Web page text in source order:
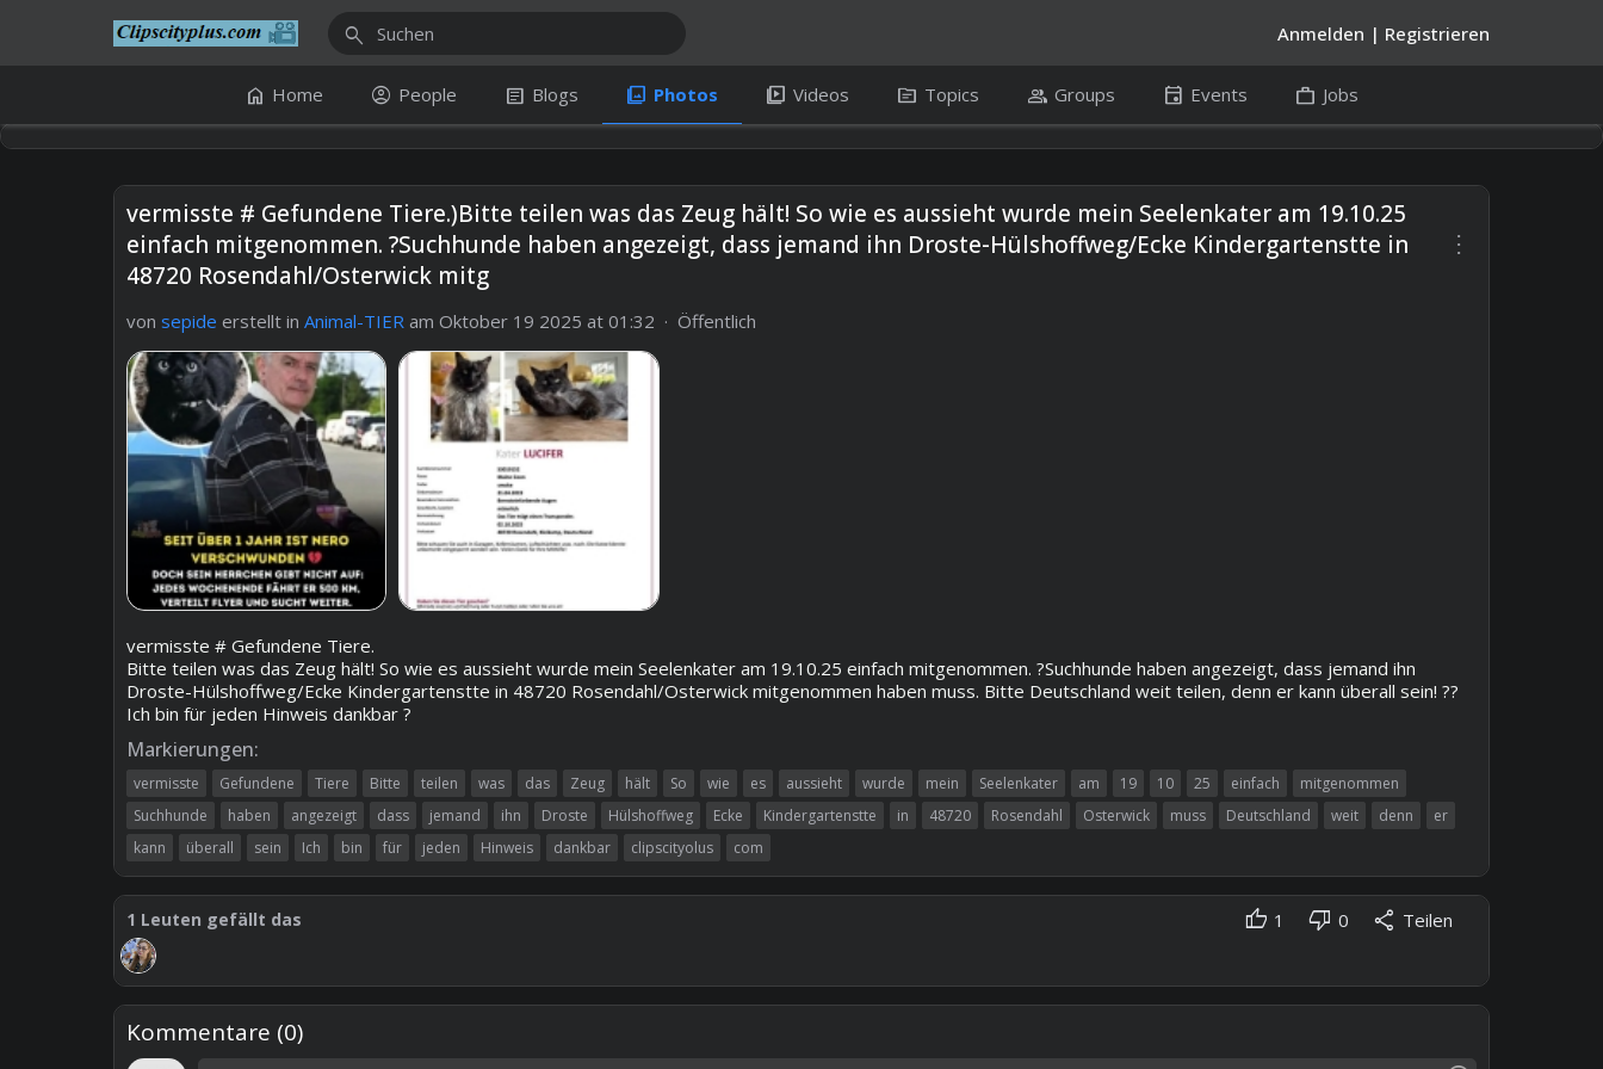
Anmelden | Registrieren
search
home Home account_circle People article Blogs photo_library Photos video_library Videos topic Topics group Groups event Events work Jobs
vermisste # Gefundene Tiere.)Bitte teilen was das Zeug hält! So wie es aussieht wurde mein Seelenkater am 19.10.25
einfach mitgenommen. ?Suchhunde haben angezeigt, dass jemand ihn Droste-Hülshoffweg/Ecke Kindergartenstte in
48720 Rosendahl/Osterwick mitg
more_vert
von sepide erstellt in Animal-TIER am Oktober 19 2025 at 01:32 · Öffentlich
vermisste # Gefundene Tiere.
Bitte teilen was das Zeug hält! So wie es aussieht wurde mein Seelenkater am 19.10.25 einfach mitgenommen. ?Suchhunde haben angezeigt, dass jemand ihn
Droste-Hülshoffweg/Ecke Kindergartenstte in 48720 Rosendahl/Osterwick mitgenommen haben muss. Bitte Deutschland weit teilen, denn er kann überall sein! ??
Ich bin für jeden Hinweis dankbar ?
Markierungen:
vermisste Gefundene Tiere Bitte teilen was das Zeug hält So wie es aussieht wurde mein Seelenkater am 19 10 25 einfach
mitgenommen
Suchhunde
haben angezeigt dass jemand ihn Droste Hülshoffweg Ecke Kindergartenstte in 48720 Rosendahl Osterwick muss Deutschland weit denn
er
kann
überall sein Ich bin für jeden Hinweis dankbar clipscityolus com
thumb_up 1 thumb_down 0 share Teilen
1 Leuten gefällt das
Kommentare (0)